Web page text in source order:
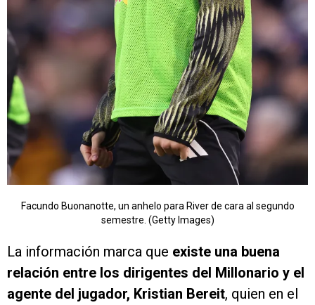
Facundo Buonanotte, un anhelo para River de cara al segundo
semestre. (Getty Images)
La información marca que existe una buena
relación entre los dirigentes del Millonario y el
agente del jugador, Kristian Bereit, quien en el